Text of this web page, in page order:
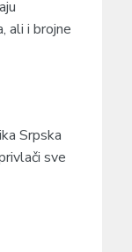
ali i brojne
Srpska
sve